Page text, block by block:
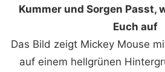
Kummer und Sorgen Passt,
Euch auf
Das Bild zeigt Mickey Mouse
auf einem hellgrünen